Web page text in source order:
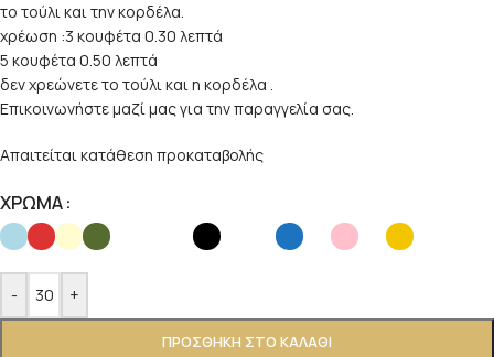
το τούλι και την κορδέλα.
χρέωση :3 κουφέτα 0.30 λεπτά
5 κουφέτα 0.50 λεπτά
δεν χρεώνετε το τούλι και η κορδέλα .
Επικοινωνήστε μαζί μας για την παραγγελία σας.
Απαιτείται κατάθεση προκαταβολής
ΧΡΩΜΑ
- +
ΠΡΟΣΘΉΚΗ ΣΤΟ ΚΑΛΆΘΙ